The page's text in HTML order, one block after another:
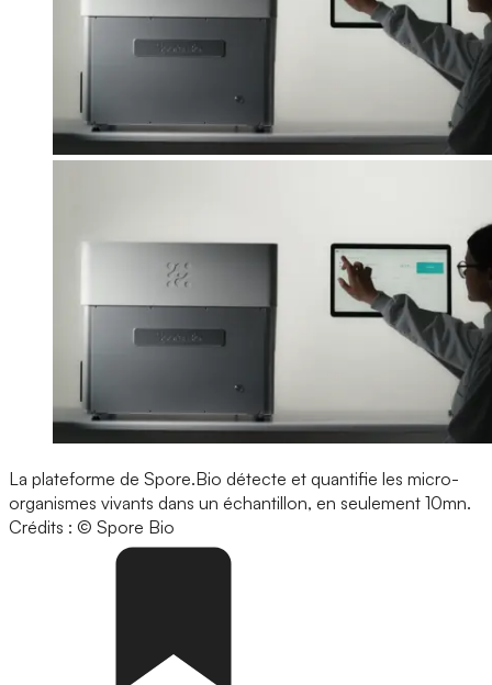
La plateforme de Spore.Bio détecte et quantifie les micro-
organismes vivants dans un échantillon, en seulement 10mn.
Crédits : © Spore Bio